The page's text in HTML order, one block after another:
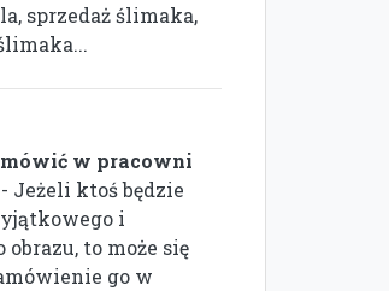
sprzedaż ślimaka,
w pracowni
- Jeżeli ktoś będzie
i
to może się
go w